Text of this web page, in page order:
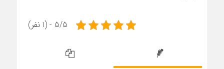
5/5 - (1 نفر)